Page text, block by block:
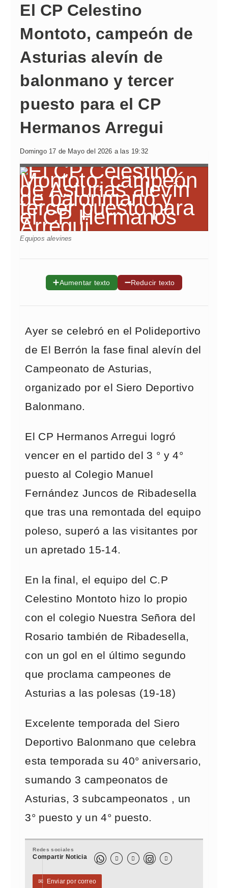
El CP Celestino
Montoto, campeón de
Asturias alevín de
balonmano y tercer
puesto para el CP
Hermanos Arregui
Domingo 17 de Mayo del 2026 a las 19:32
Equipos alevines
➕Aumentar texto ➖Reducir texto
Ayer se celebró en el Polideportivo
de El Berrón la fase final alevín del
Campeonato de Asturias,
organizado por el Siero Deportivo
Balonmano.
El CP Hermanos Arregui logró
vencer en el partido del 3 ° y 4°
puesto al Colegio Manuel
Fernández Juncos de Ribadesella
que tras una remontada del equipo
poleso, superó a las visitantes por
un apretado 15-14.
En la final, el equipo del C.P
Celestino Montoto hizo lo propio
con el colegio Nuestra Señora del
Rosario también de Ribadesella,
con un gol en el último segundo
que proclama campeones de
Asturias a las polesas (19-18)
Excelente temporada del Siero
Deportivo Balonmano que celebra
esta temporada su 40° aniversario,
sumando 3 campeonatos de
Asturias, 3 subcampeonatos , un
3° puesto y un 4° puesto.
Redes sociales
Compartir Noticia   
✉ Enviar por correo